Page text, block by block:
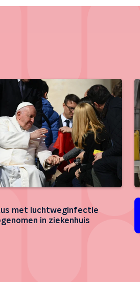
met luchtweginfectie
in ziekenhuis